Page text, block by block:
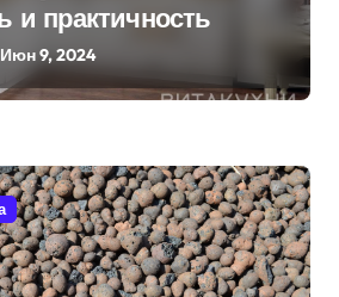
и практичность
Июн 9, 2024